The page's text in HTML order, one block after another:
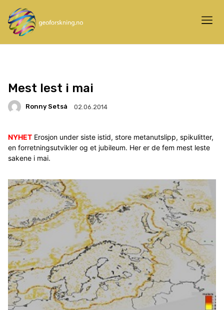
Mest lest i mai
Ronny Setså 02.06.2014
NYHET Erosjon under siste istid, store metanutslipp, spikulitter,
en forretningsutvikler og et jubileum. Her er de fem mest leste
sakene i mai.